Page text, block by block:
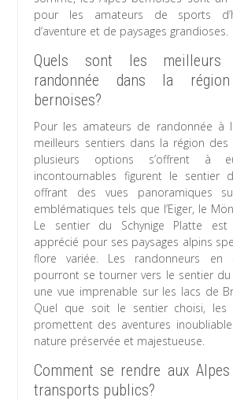
pour les amateurs de sports
d’aventure et de paysages grandioses.
Quels sont les meilleurs
randonnée dans la
bernoises?
Pour les amateurs de randonnée à
meilleurs sentiers dans la région des
plusieurs options s’offrent à
incontournables figurent le sentier
offrant des vues panoramiques
emblématiques tels que l’Eiger, le
Le sentier du Schynige Platte est
apprécié pour ses paysages alpins
flore variée. Les randonneurs
pourront se tourner vers le sentier du
une vue imprenable sur les lacs de
Quel que soit le sentier choisi, les
promettent des aventures
nature préservée et majestueuse.
Comment se rendre aux
transports publics?